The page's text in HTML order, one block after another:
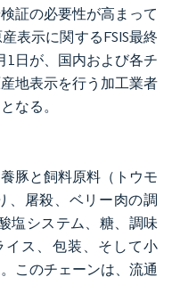
証の必要性が高まって
表示に関するFSIS最終
1日が、国内および各チ
地表示を行う加工業者
なる。
豚と飼料原料（トウモ
、屠殺、ベリー肉の調
塩システム、糖、調味
ス、包装、そして小
このチェーンは、流通